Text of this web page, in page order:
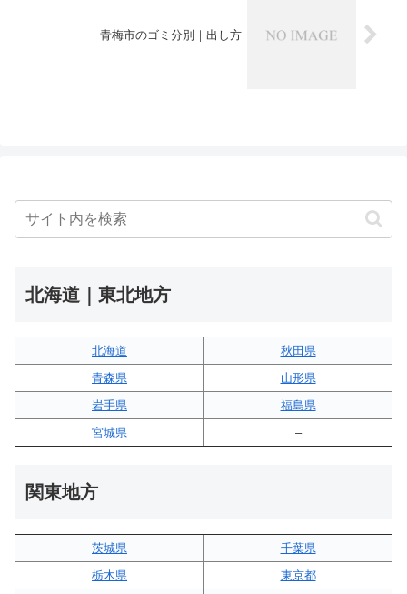
青梅市のゴミ分別｜出し方
北海道｜東北地方
北海道
秋田県
青森県
山形県
岩手県
福島県
宮城県
–
関東地方
茨城県
千葉県
栃木県
東京都